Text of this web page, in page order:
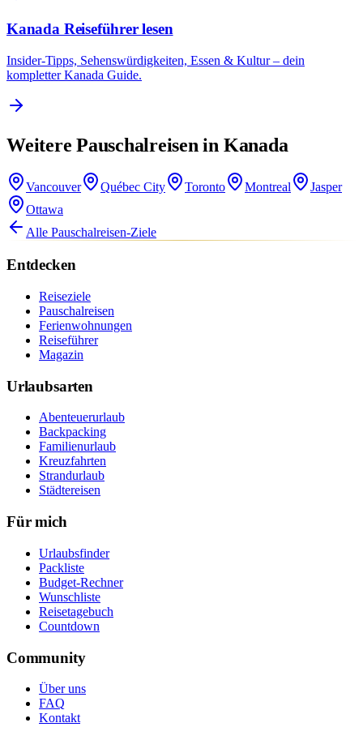
Kanada Reiseführer lesen
Insider-Tipps, Sehenswürdigkeiten, Essen & Kultur – dein
kompletter Kanada Guide.
Weitere Pauschalreisen in Kanada
Vancouver Québec City Toronto Montreal
Jasper
Ottawa
Alle Pauschalreisen-Ziele
Entdecken
Reiseziele
Pauschalreisen
Ferienwohnungen
Reiseführer
Magazin
Urlaubsarten
Abenteuerurlaub
Backpacking
Familienurlaub
Kreuzfahrten
Strandurlaub
Städtereisen
Für mich
Urlaubsfinder
Packliste
Budget-Rechner
Wunschliste
Reisetagebuch
Countdown
Community
Über uns
FAQ
Kontakt